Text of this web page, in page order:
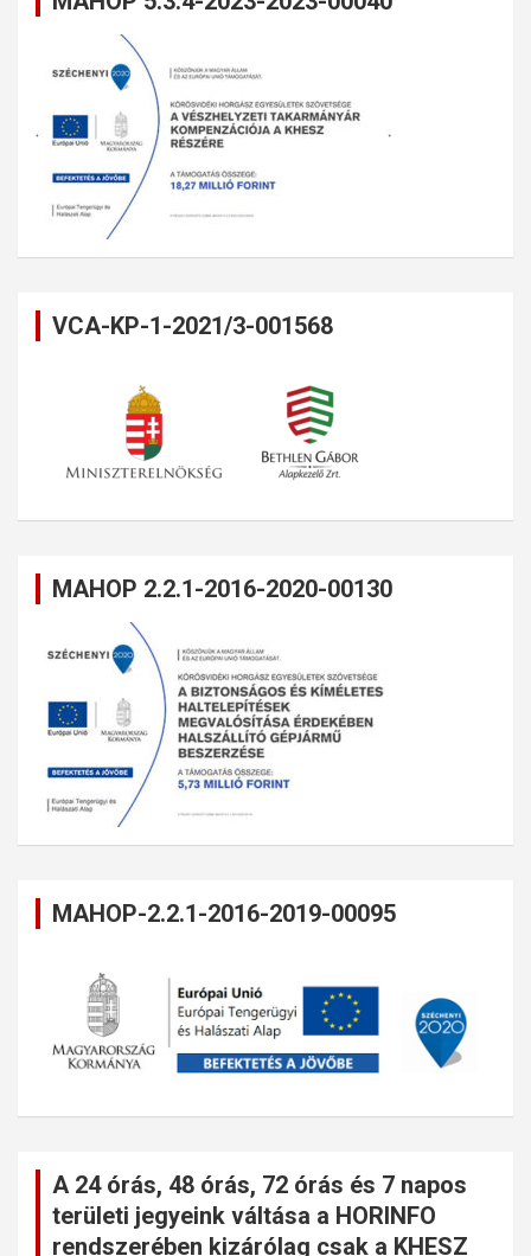
VCA-KP-1-2021/3-001568
MAHOP 2.2.1-2016-2020-00130
MAHOP-2.2.1-2016-2019-00095
A 24 órás, 48 órás, 72 órás és 7 napos
területi jegyeink váltása a HORINFO
rendszerében kizárólag csak a KHESZ